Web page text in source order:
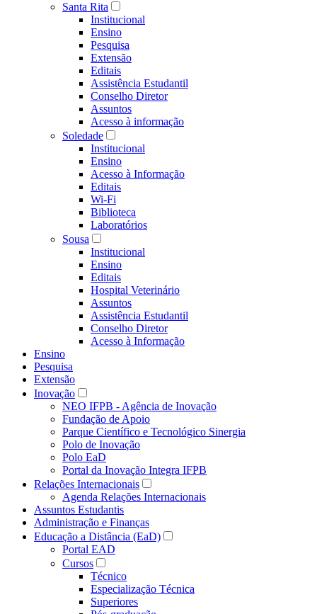
Santa Rita
Institucional
Ensino
Pesquisa
Extensão
Editais
Assistência Estudantil
Conselho Diretor
Assuntos
Acesso à informação
Soledade
Institucional
Ensino
Acesso à Informação
Editais
Wi-Fi
Biblioteca
Laboratórios
Sousa
Institucional
Ensino
Editais
Hospital Veterinário
Assuntos
Assistência Estudantil
Conselho Diretor
Acesso à Informação
Ensino
Pesquisa
Extensão
Inovação
NEO IFPB - Agência de Inovação
Fundação de Apoio
Parque Científico e Tecnológico Sinergia
Polo de Inovação
Polo EaD
Portal da Inovação Integra IFPB
Relações Internacionais
Agenda Relações Internacionais
Assuntos Estudantis
Administração e Finanças
Educação a Distância (EaD)
Portal EAD
Cursos
Técnico
Especialização Técnica
Superiores